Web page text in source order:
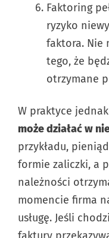
Faktoring
ryzyko
faktora. Nie
tego, że
otrzymane
W praktyce jednak
może działać w
przykładu,
formie zaliczki, a
należności
momencie firma
usługę. Jeśli